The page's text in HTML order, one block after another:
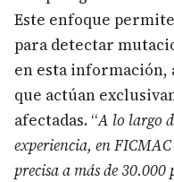
Este enfoque
para detectar
en esta
que actúan
afectadas. “A lo largo
experiencia, en
precisa a más de